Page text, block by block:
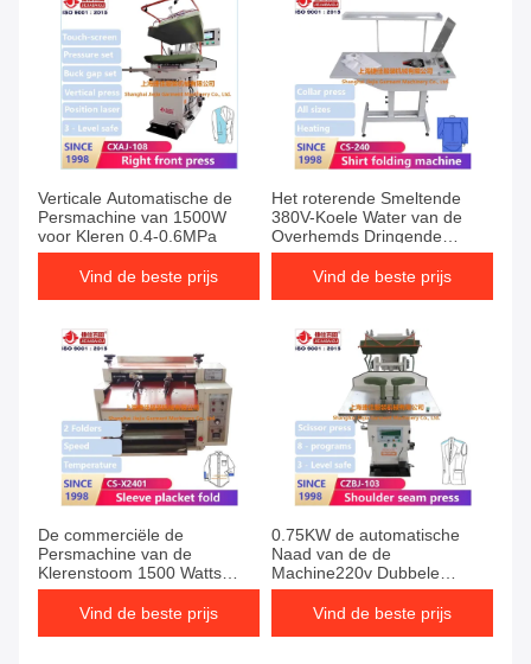
Verticale Automatische de
Persmachine van 1500W
voor Kleren 0.4-0.6MPa
Vind de beste prijs
Het roterende Smeltende
380V-Koele Water van de
Overhemds Dringende
Machine
Vind de beste prijs
De commerciële de
Persmachine van de
Klerenstoom 1500 Watts
verdubbelt Revers
Vind de beste prijs
0.75KW de automatische
Naad van de de
Machine220v Dubbele
Schouder van de Doekpers
Vind de beste prijs